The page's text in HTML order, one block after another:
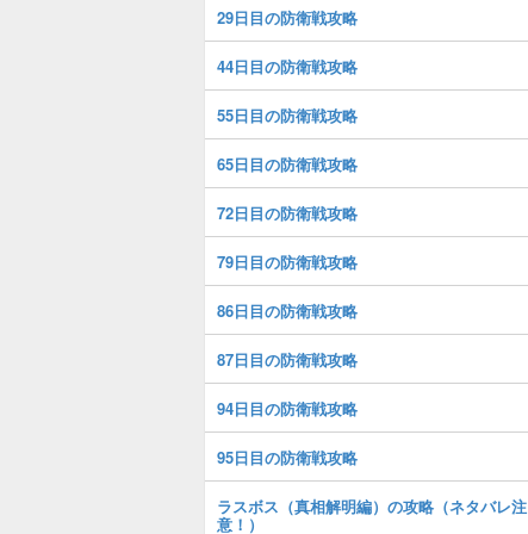
29日目の防衛戦攻略
44日目の防衛戦攻略
55日目の防衛戦攻略
65日目の防衛戦攻略
72日目の防衛戦攻略
79日目の防衛戦攻略
86日目の防衛戦攻略
87日目の防衛戦攻略
94日目の防衛戦攻略
95日目の防衛戦攻略
ラスボス（真相解明編）の攻略（ネタバレ注
意！）